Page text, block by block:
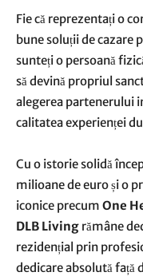
Fie că reprezentați o
bune soluții de cazare
sunteți o persoană
să devină propriul
alegerea partenerului
calitatea experienței
Cu o istorie solidă
milioane de euro și o
iconice precum One
DLB Living rămâne
rezidențial prin
dedicare absolută față